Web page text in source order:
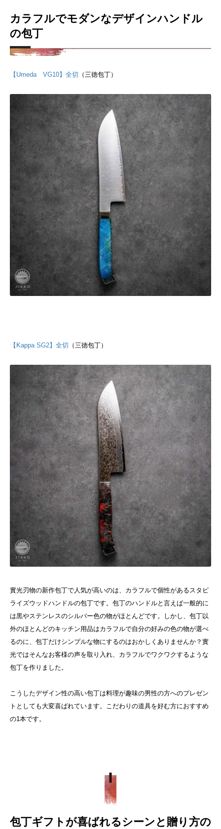
カラフルでモダンなデザインハンドル
の包丁
【Umeda VG10】全切 （三徳包丁）
【Kappa SG2】全切 （三徳包丁）
實光刃物の新作包丁で人気が高いのは、カラフルで個性があるスタビ
ライズウッドハンドルの包丁です。包丁のハンドルと言えば一般的に
は黒やステンレスのシルバー色の物がほとんどです。
しかし、包丁以
外のほとんどのキッチン用品はカラフルで自分の好みの色の物が選べ
るのに、包丁だけシンプルな物にするのはおかしくありませんか？實
光ではそんなお客様の声を取り入れ、カラフルでワクワクするような
包丁を作りました。
こうしたデザイン性の高い包丁は料理が趣味の男性の方へのプレゼン
トとしても大変喜ばれています。こだわりの道具を好む方におすすめ
の1本です。
包丁ギフトが喜ばれるシーンと贈り方の